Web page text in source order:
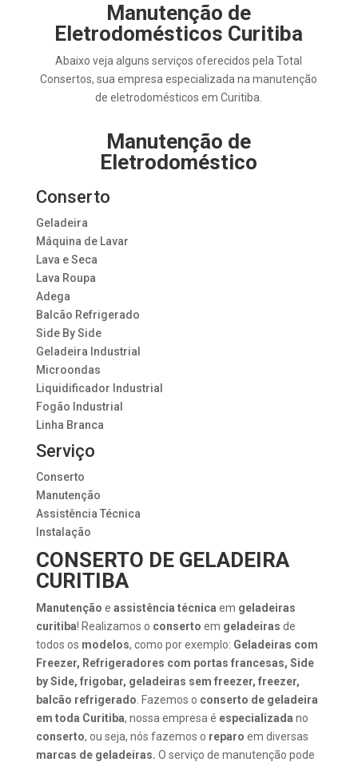
Manutenção de
Eletrodomésticos Curitiba
Abaixo veja alguns serviços oferecidos pela Total
Consertos, sua empresa especializada na manutenção
de eletrodomésticos em Curitiba.
Manutenção de
Eletrodoméstico
Conserto
Geladeira
Máquina de Lavar
Lava e Seca
Lava Roupa
Adega
Balcão Refrigerado
Side By Side
Geladeira Industrial
Microondas
Liquidificador Industrial
Fogão Industrial
Linha Branca
Serviço
Conserto
Manutenção
Assistência Técnica
Instalação
CONSERTO DE GELADEIRA
CURITIBA
Manutenção e assistência técnica em geladeiras
curitiba! Realizamos o conserto em geladeiras de
todos os modelos, como por exemplo: Geladeiras com
Freezer, Refrigeradores com portas francesas, Side
by Side, frigobar, geladeiras sem freezer, freezer,
balcão refrigerado . Fazemos o conserto de geladeira
em toda Curitiba, nossa empresa é especializada no
conserto, ou seja, nós fazemos o reparo em diversas
marcas de geladeiras. O serviço de manutenção pode